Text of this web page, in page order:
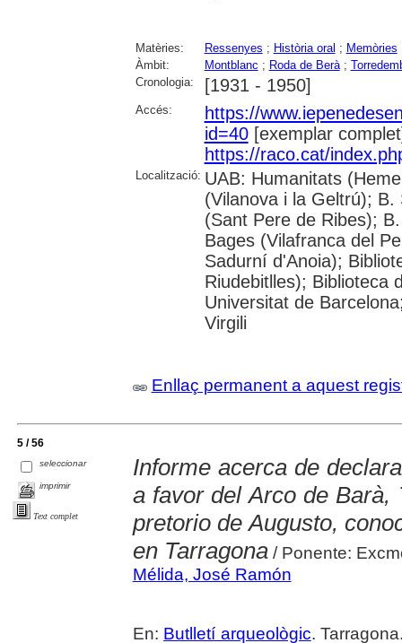
Matèries: Ressenyes ; Història oral ; Memòries
Àmbit:
Montblanc ; Roda de Berà;
Cronologia:
[1931 - 1950]
Accés:
https://
id=40[exemplar
https://raco.cat/
Localització: UAB: Humanitats
(Vilanova i la Geltrú);
(Sant Pere de Ribes);
Bages (Vilafranca del
Sadurní d'Anoia);
Riudebitlles); Biblioteca
Universitat de
Virgili
Enllaç permanent a aquest
5 / 56
seleccionar
imprimir
Text complet
Informe acerca de
a favor del Arco de
pretorio de Augusto,
en Tarragona/ Ponente:
Mélida, José Ramón
En: Butlletí arqueològic.